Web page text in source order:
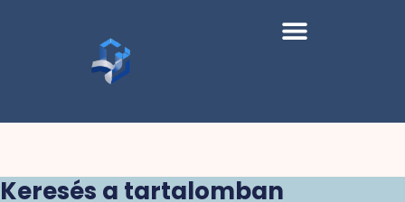
Keresés a tartalomban